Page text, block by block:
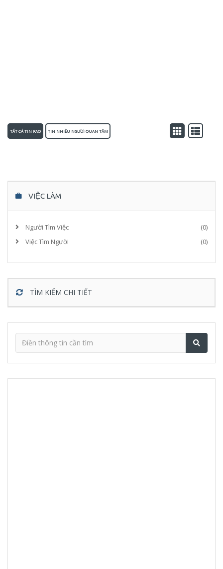
TẤT CẢ TIN RAO TIN NHIỀU NGƯỜI QUAN TÂM
VIỆC LÀM
Người Tìm Việc
(0)
Việc Tìm Người
(0)
TÌM KIẾM CHI TIẾT